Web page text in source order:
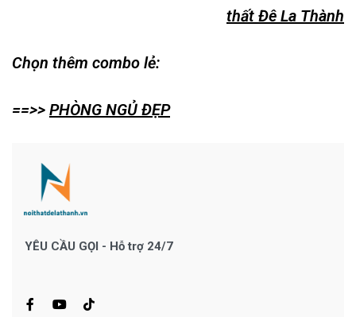
thất Đê La Thành
Chọn thêm combo lẻ:
==>> PHÒNG NGỦ ĐẸP
YÊU CẦU GỌI - Hỗ trợ 24/7